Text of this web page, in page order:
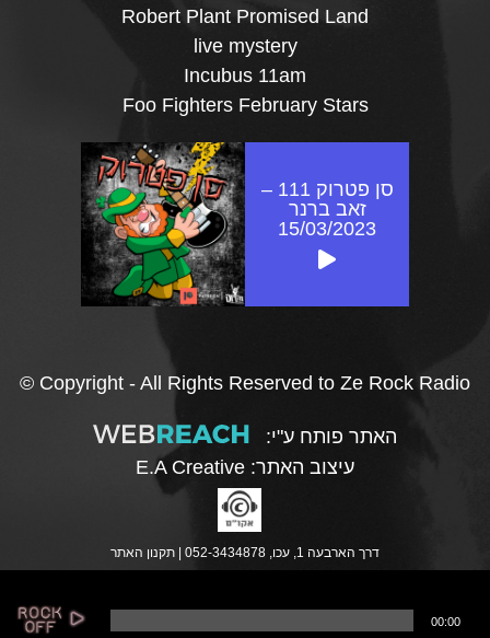
Robert Plant Promised Land
live mystery
Incubus 11am
Foo Fighters February Stars
סן פטרוק 111 –
זאב ברנר
15/03/2023
© Copyright - All Rights Reserved to Ze Rock Radio
האתר פותח ע"י:
עיצוב האתר: E.A Creative
דרך הארבעה 1, עכו, 052-3434878 | תקנון האתר
00:00